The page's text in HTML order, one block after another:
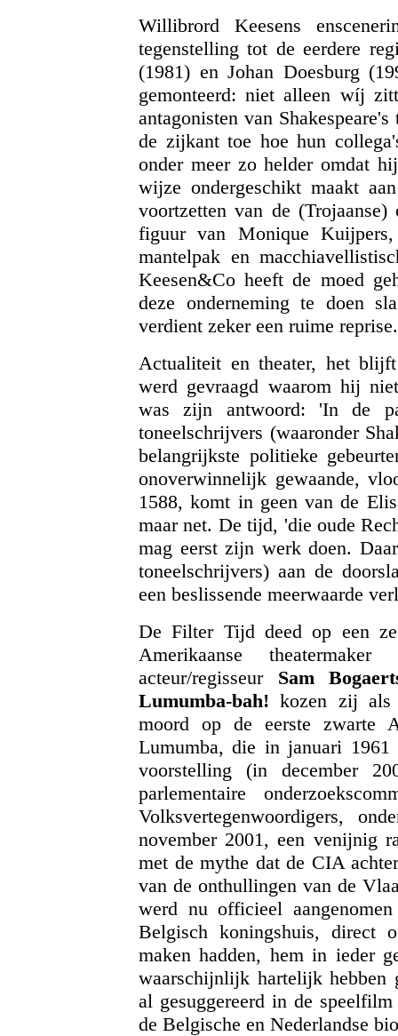
Willibrord Keesens
tegenstelling tot de eerdere
(1981) en Johan Doesburg
gemonteerd: niet alleen wíj
antagonisten van
de zijkant toe hoe hun
onder meer zo helder omdat
wijze ondergeschikt maakt
voortzetten van de
figuur van Monique
mantelpak en
Keesen&Co heeft de moed
deze onderneming te doen
verdient zeker een ruime reprise.
Actualiteit en theater, het
werd gevraagd waarom hij
was zijn antwoord: 'In de
toneelschrijvers (waaronder
belangrijkste politieke
onoverwinnelijk gewaande,
1588, komt in geen van de
maar net. De tijd, 'die oude
mag eerst zijn werk doen.
toneelschrijvers) aan de
een beslissende meerwaarde
De Filter Tijd deed op een
Amerikaanse theatermaker
acteur/regisseur Sam
Lumumba-bah!kozen zij als
moord op de eerste zwarte
Lumumba, die in januari 1961
voorstelling (in december
parlementaire
Volksvertegenwoordigers,
november 2001, een venijnig
met de mythe dat de CIA
van de onthullingen van de
werd nu officieel
Belgisch koningshuis, direct
maken hadden, hem in ieder
waarschijnlijk hartelijk hebben
al gesuggereerd in de
de Belgische en Nederlandse